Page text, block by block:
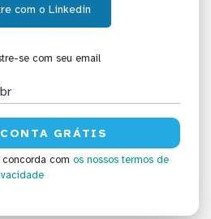
com o Linkedin
se com seu email
com os nossos termos de